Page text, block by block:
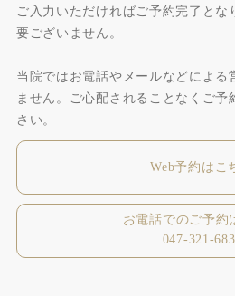
ご入力いただければご予約完了と
要ございません。
当院ではお電話やメールなどによる
ません。ご心配されることなくご
さい。
Web予約はこ
お電話でのご予約
047-321-